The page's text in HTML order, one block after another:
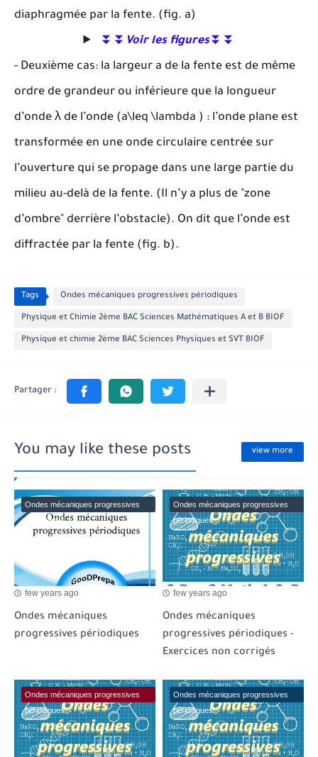
diaphragmée par la fente. (fig. a)
⏬⏬ Voir les figures⏬⏬
- Deuxième cas: la largeur a de la fente est de même
ordre de grandeur ou inférieure que la longueur
d’onde λ
λ de l’onde (a\leq \lambda ) : l’onde plane est
transformée en une onde circulaire centrée sur
l’ouverture qui se propage dans une large partie du
milieu au-delà de la fente. (Il n’y a plus de "zone
d’ombre" derrière l’obstacle). On dit que l’onde est
diffractée par la fente (fig. b).
Tags Ondes mécaniques progressives périodiques
Physique et Chimie 2ème BAC Sciences Mathématiques A et B BIOF
Physique et chimie 2ème BAC Sciences Physiques et SVT BIOF
You may like these posts view more
Ondes mécaniques progressives
périodiques
few years ago
Ondes mécaniques
progressives périodiques
Ondes mécaniques progressives
périodiques
few years ago
Ondes mécaniques
progressives périodiques -
Exercices non corrigés
Ondes mécaniques progressives
périodiques
Ondes mécaniques progressives
périodiques